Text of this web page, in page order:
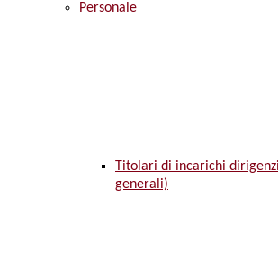
Personale
Titolari di incarichi
generali)